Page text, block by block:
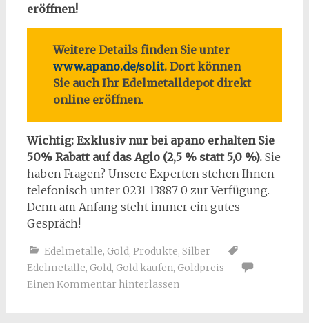
eröffnen!
Weitere Details finden Sie unter
www.apano.de/solit. Dort können
Sie auch Ihr Edelmetalldepot direkt
online eröffnen.
Wichtig: Exklusiv nur bei apano erhalten Sie
50% Rabatt auf das Agio (2,5 % statt 5,0 %).Sie
haben Fragen? Unsere Experten stehen Ihnen
telefonisch unter 0231 13887 0 zur Verfügung.
Denn am Anfang steht immer ein gutes
Gespräch!
Edelmetalle, Gold, Produkte, Silber
Edelmetalle, Gold, Gold kaufen, Goldpreis
Einen Kommentar hinterlassen